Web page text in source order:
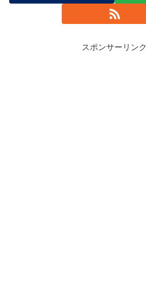
スポンサーリンク